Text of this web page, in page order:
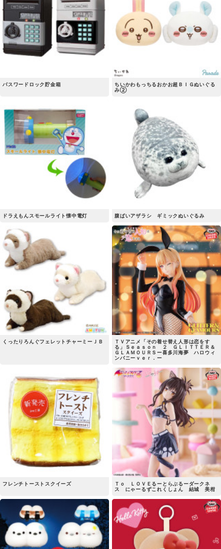
パスワードロック貯金箱
ちいかわもっちるおかお超ＢＩＧぬいぐる
み②
ドラえもんスモールライト懐中電灯 腹ばいアザラシ ギミックぬいぐるみ
くったりろんぐフェレットチャーミーＪＢ
ＴＶアニメ「その着せ替え人形は恋をす
る」Ｓｅａｓｏｎ ２ ＧＬＩＴＴＥＲ＆
ＧＬＡＭＯＵＲＳー喜多川海夢 ハロウィ
ンバニーｖｅｒ．ー
フレンチトーストスクイーズ
Ｔｏ ＬＯＶＥるーとらぶるーダークネ
ス にゃーるずこれくしょん 結城 美柑